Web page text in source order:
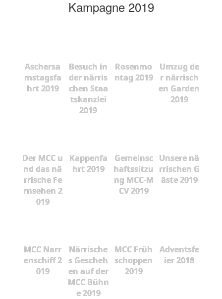
Kampagne 2019
Aschersa
mstagsfa
hrt 2019
Besuch in
der närris
chen Staa
tskanzlei
2019
Rosenmo
ntag 2019
Umzug de
r närrisch
en Garden
2019
Der MCC u
nd das nä
rrische Fe
rnsehen 2
019
Kappenfa
hrt 2019
Gemeinsc
haftssitzu
ng MCC-M
CV 2019
Unsere nä
rrischen G
äste 2019
MCC Narr
enschiff 2
019
Närrische
s Gescheh
en auf der
MCC Bühn
e 2019
MCC Früh
schoppen
2019
Adventsfe
ier 2018